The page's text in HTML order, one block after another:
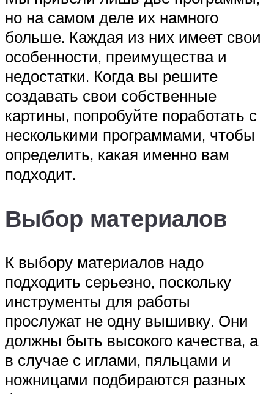
но на самом деле их намного
больше. Каждая из них имеет свои
особенности, преимущества и
недостатки. Когда вы решите
создавать свои собственные
картины, попробуйте поработать с
несколькими программами, чтобы
определить, какая именно вам
подходит.
Выбор материалов
К выбору материалов надо
подходить серьезно, поскольку
инструменты для работы
прослужат не одну вышивку. Они
должны быть высокого качества, а
в случае с иглами, пяльцами и
ножницами подбираются разных